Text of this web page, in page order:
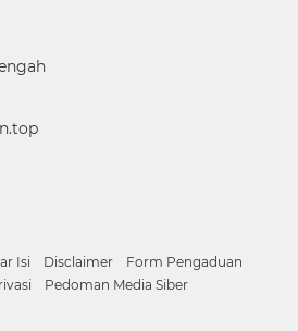
Isi Disclaimer
Form Pengaduan
Pedoman Media Siber